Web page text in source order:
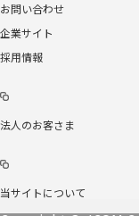
お問い合わせ
企業サイト
採用情報
法人のお客さま
当サイトについて